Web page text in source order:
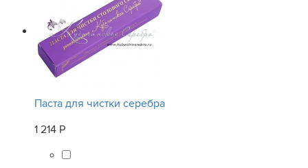
Паста для чистки серебра
1 214 Р